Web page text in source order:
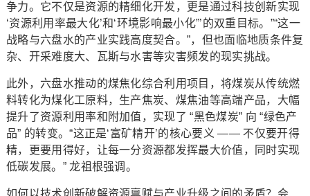
争力。它不仅是资源的精细化开发，更是通过科技创新实现
‘资源利用率最大化’和‘环境影响最小化”’的双重目标。”“这一
战略与六盘水的产业实践高度契合。”，但也面临地质条件复
杂、开采难度大、瓦斯与水害等灾害频发的现实挑战。
此外，六盘水推动的煤焦化综合利用项目，将煤炭从传统燃
料转化为煤化工原料，生产焦炭、煤焦油等高端产品，大幅
提升了资源利用率和附加值，实现了 “黑色煤炭” 向 “绿色产
品” 的转变。“这正是‘富矿精开’的核心要义 —— 不仅要开得
精，更要用得好，让每一分资源都发挥最大价值，同时实现
低碳发展。” 龙祖根强调。
如何以技术创新破解资源禀赋与产业升级之间的矛盾？会